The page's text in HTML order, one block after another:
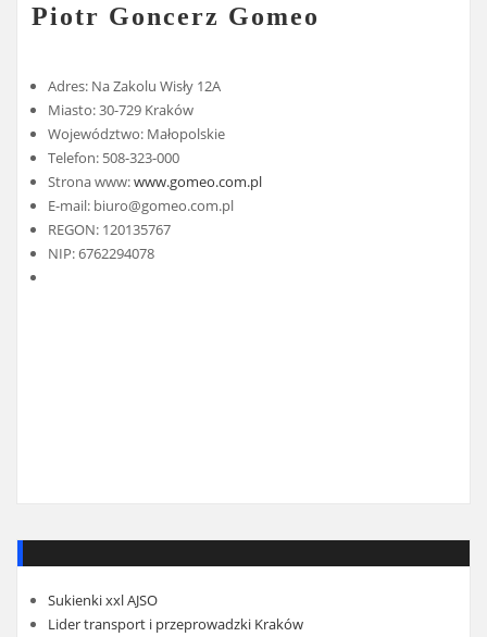
Piotr Goncerz Gomeo
Adres: Na Zakolu Wisły 12A
Miasto: 30-729 Kraków
Województwo: Małopolskie
Telefon: 508-323-000
Strona www:www.gomeo.com.pl
E-mail: biuro@gomeo.com.pl
REGON: 120135767
NIP: 6762294078
Sukienki xxl AJSO
Lider transport i przeprowadzki Kraków